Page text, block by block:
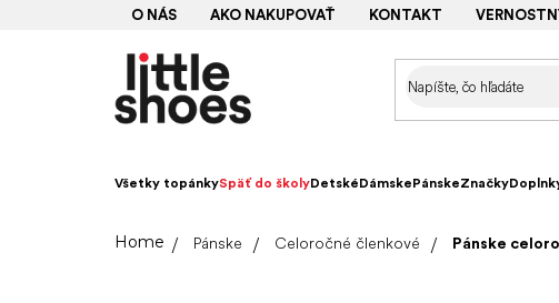
O NÁS AKO NAKUPOVAŤ KONTAKT
Všetky topánkySpäť do školyDetskéDámskePánskeZnačky
DomovPánske Celoročné členkové Pánske